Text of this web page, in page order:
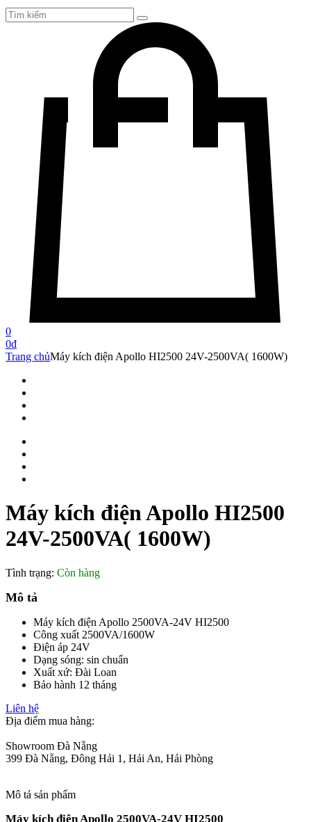
0
0₫
Trang chủMáy kích điện Apollo HI2500 24V-2500VA( 1600W)
Máy kích điện Apollo HI2500
24V-2500VA( 1600W)
Tình trạng: Còn hàng
Mô tả
Máy kích điện Apollo 2500VA-24V HI2500
Công xuất 2500VA/1600W
Điện áp 24V
Dạng sóng: sin chuẩn
Xuất xứ: Đài Loan
Bảo hành 12 tháng
Liên hệ
Địa điểm mua hàng:
Showroom Đà Nẵng
399 Đà Nẵng, Đông Hải 1, Hải An, Hải Phòng
Mô tả sản phẩm
Máy kích điện Apollo 2500VA-24V HI2500